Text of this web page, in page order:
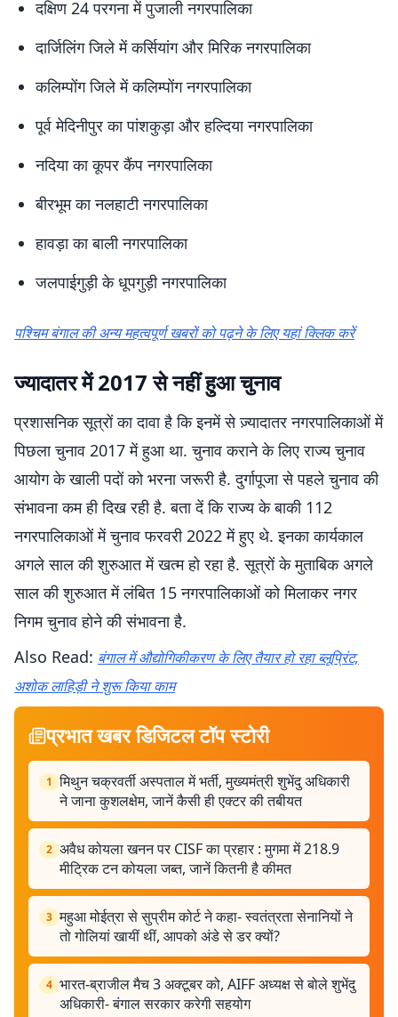
दक्षिण 24 परगना में पुजाली नगरपालिका
दार्जिलिंग जिले में कर्सियांग और मिरिक नगरपालिका
कलिम्पोंग जिले में कलिम्पोंग नगरपालिका
पूर्व मेदिनीपुर का पांशकुड़ा और हल्दिया नगरपालिका
नदिया का कूपर कैंप नगरपालिका
बीरभूम का नलहाटी नगरपालिका
हावड़ा का बाली नगरपालिका
जलपाईगुड़ी के धूपगुड़ी नगरपालिका
पश्चिम बंगाल की अन्य महत्वपूर्ण खबरों को पढ़ने के लिए यहां क्लिक करें
ज्यादातर में 2017 से नहीं हुआ चुनाव
प्रशासनिक सूत्रों का दावा है कि इनमें से ज़्यादातर नगरपालिकाओं में
पिछला चुनाव 2017 में हुआ था. चुनाव कराने के लिए राज्य चुनाव
आयोग के खाली पदों को भरना जरूरी है. दुर्गापूजा से पहले चुनाव की
संभावना कम ही दिख रही है. बता दें कि राज्य के बाकी 112
नगरपालिकाओं में चुनाव फरवरी 2022 में हुए थे. इनका कार्यकाल
अगले साल की शुरुआत में खत्म हो रहा है. सूत्रों के मुताबिक अगले
साल की शुरुआत में लंबित 15 नगरपालिकाओं को मिलाकर नगर
निगम चुनाव होने की संभावना है.
Also Read: बंगाल में औद्योगिकीकरण के लिए तैयार हो रहा ब्लूप्रिंट,
अशोक लाहिड़ी ने शुरू किया काम
प्रभात खबर डिजिटल टॉप स्टोरी
1 मिथुन चक्रवर्ती अस्पताल में भर्ती, मुख्यमंत्री शुभेंदु अधिकारी
ने जाना कुशलक्षेम, जानें कैसी ही एक्टर की तबीयत
2 अवैध कोयला खनन पर CISF का प्रहार : मुगमा में 218.9
मीट्रिक टन कोयला जब्त, जानें कितनी है कीमत
3 महुआ मोईत्रा से सुप्रीम कोर्ट ने कहा- स्वतंत्रता सेनानियों ने
तो गोलियां खायीं थीं, आपको अंडे से डर क्यों?
4 भारत-ब्राजील मैच 3 अक्टूबर को, AIFF अध्यक्ष से बोले शुभेंदु
अधिकारी- बंगाल सरकार करेगी सहयोग